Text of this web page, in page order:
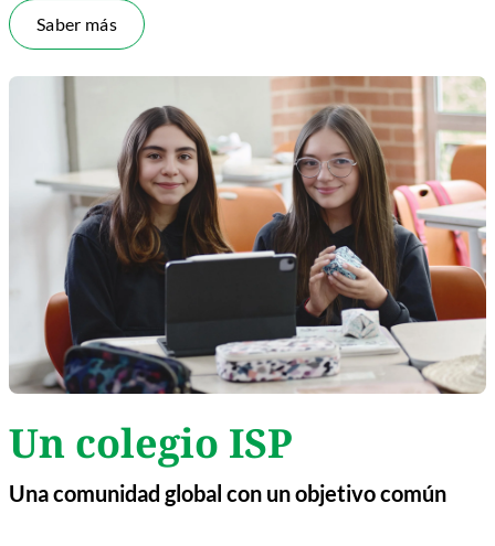
Saber más
Un colegio ISP
Unacomunidad global con unobjetivocomún